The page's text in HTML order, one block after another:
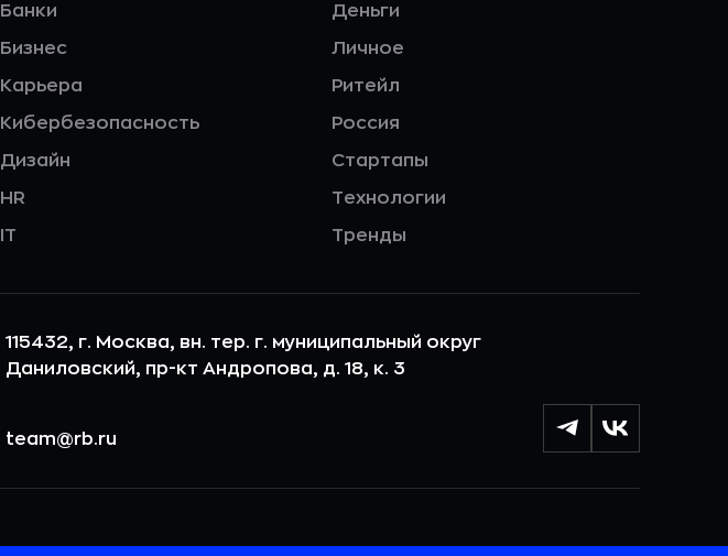
Банки
Бизнес
Карьера
Кибербезопасность
Дизайн
HR
IT
Деньги
Личное
Ритейл
Россия
Стартапы
Технологии
Тренды
115432, г. Москва, вн. тер. г. муниципальный округ
Даниловский, пр-кт Андропова, д. 18, к. 3
team@rb.ru